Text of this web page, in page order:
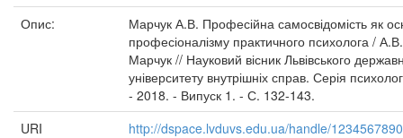
Опис:
Марчук А.В. Професійна самосвідомість як
професіоналізму практичного психолога / А.В.
Марчук // Науковий вісник Львівського
університету внутрішніх справ. Серія
- 2018. - Випуск 1. - С. 132-143.
URI
http://dspace.lvduvs.edu.ua/handle/